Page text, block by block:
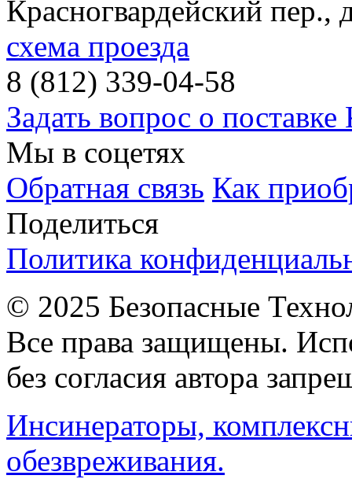
Красногвардейский пер.,
схема проезда
8 (812) 339-04-58
Задать вопрос о
Мы в соцетях
Обратная связь Как
Поделиться
Политика
© 2025 Безопасные
Все права защищены.
без согласия автора
Инсинераторы,
обезвреживания.